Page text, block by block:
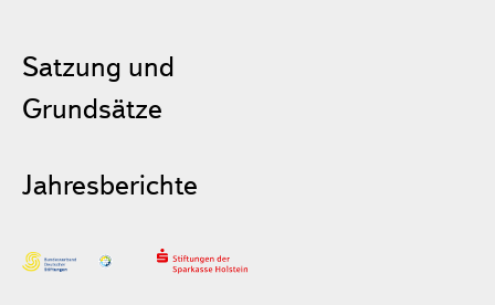
Satzung und
Grundsätze
Jahresberichte